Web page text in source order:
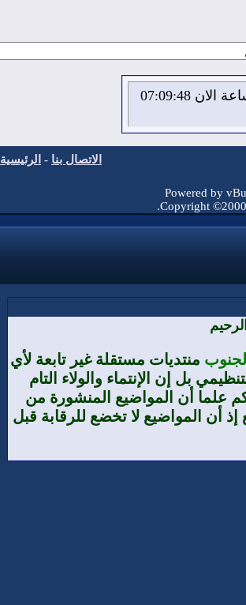
الاحد 9 من اغسطس 2026 , الساعة الان 07:09:48
الاتصال بنا - الرئيسية
Powered by
Copyright
منتديات مستقلة غير تابعة لأي
بل إن الإنتماء والولاء التام
علما أن المواضيع المنشورة من
أن المواضيع لا تخضع للرقابة قبل